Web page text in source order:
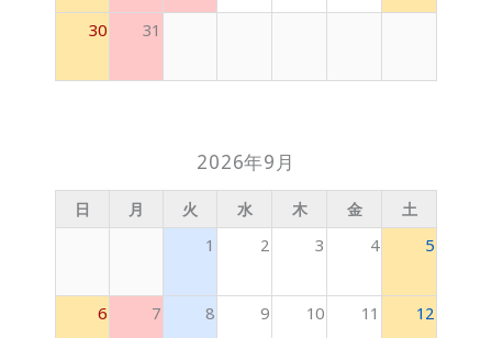
30 31
2026年9月
日 月 火 水 木 金 土
1 2 3 4 5
6 7 8 9 10 11 12